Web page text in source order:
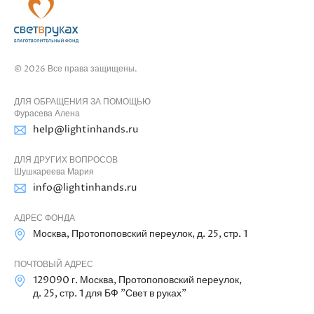
© 2026 Все права защищены.
ДЛЯ ОБРАЩЕНИЯ ЗА ПОМОЩЬЮ
Фурасева Алена
help@lightinhands.ru
ДЛЯ ДРУГИХ ВОПРОСОВ
Шушкареева Мария
info@lightinhands.ru
АДРЕС ФОНДА
Москва, Протопоповский переулок, д. 25, стр. 1
ПОЧТОВЫЙ АДРЕС
129090 г. Москва, Протопоповский переулок,
д. 25, стр. 1 для БФ "Свет в руках"